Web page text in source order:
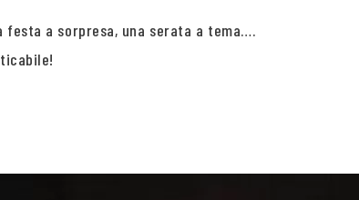
festa a sorpresa, una serata a tema….